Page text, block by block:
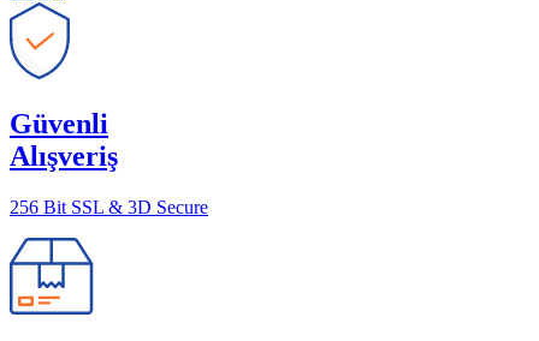
Güvenli
Alışveriş
256 Bit SSL & 3D Secure